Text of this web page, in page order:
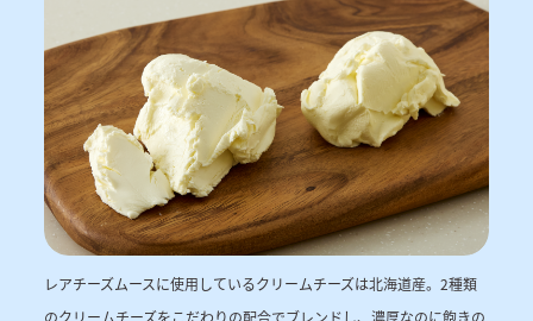
レアチーズムースに使用しているクリームチーズは北海道産。2種類
のクリームチーズをこだわりの配合でブレンドし、濃厚なのに飽きの